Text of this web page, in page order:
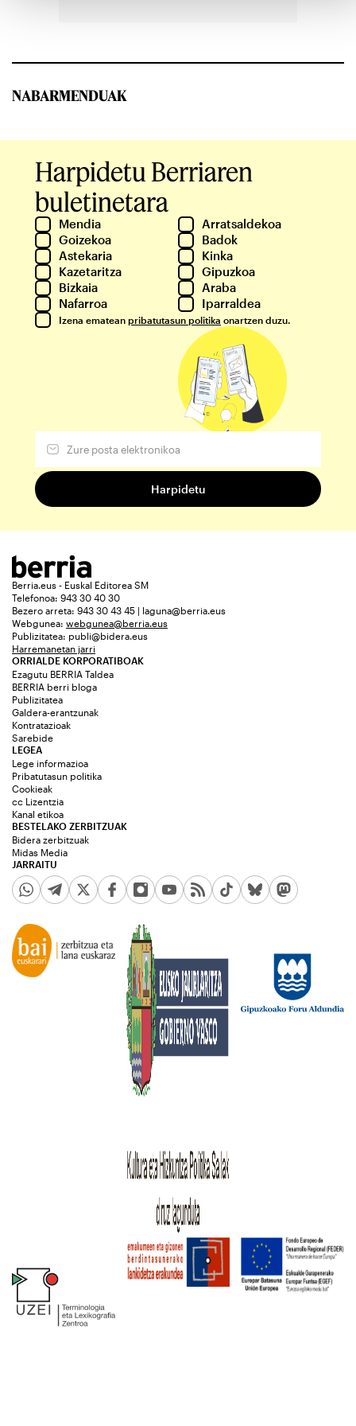
NABARMENDUAK
Harpidetu Berriaren
buletinetara
Mendia
Arratsaldekoa
Goizekoa
Badok
Astekaria
Kinka
Kazetaritza
Gipuzkoa
Bizkaia
Araba
Nafarroa
Iparraldea
Izena ematean pribatutasun politika onartzen duzu.
Berria.eus - Euskal Editorea SM
Telefonoa: 943 30 40 30
Bezero arreta: 943 30 43 45 | laguna@berria.eus
Webgunea: webgunea@berria.eus
Publizitatea: publi@bidera.eus
Harremanetan jarri
ORRIALDE KORPORATIBOAK
Ezagutu BERRIA Taldea
BERRIA berri bloga
Publizitatea
Galdera-erantzunak
Kontratazioak
Sarebide
JARRAITU
LEGEA
Lege informazioa
Pribatutasun politika
Cookieak
cc Lizentzia
Kanal etikoa
BESTELAKO ZERBITZUAK
Bidera zerbitzuak
Midas Media